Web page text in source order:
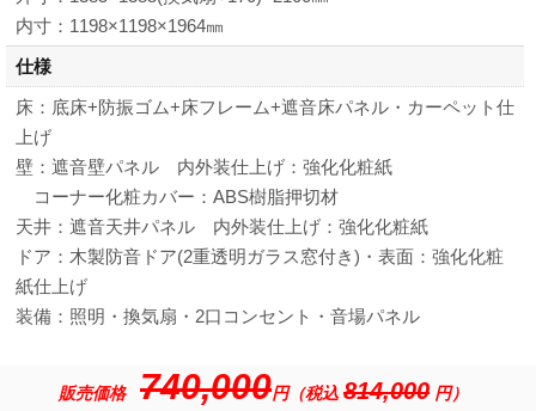
内寸：1198×1198×1964㎜
仕様
床：底床+防振ゴム+床フレーム+遮音床パネル・カーペット仕
上げ
壁：遮音壁パネル 内外装仕上げ：強化化粧紙
コーナー化粧カバー：ABS樹脂押切材
天井：遮音天井パネル 内外装仕上げ：強化化粧紙
ドア：木製防音ドア(2重透明ガラス窓付き)・表面：強化化粧
紙仕上げ
装備：照明・換気扇・2口コンセント・音場パネル
販売価格 740,000円（税込 814,000 円）